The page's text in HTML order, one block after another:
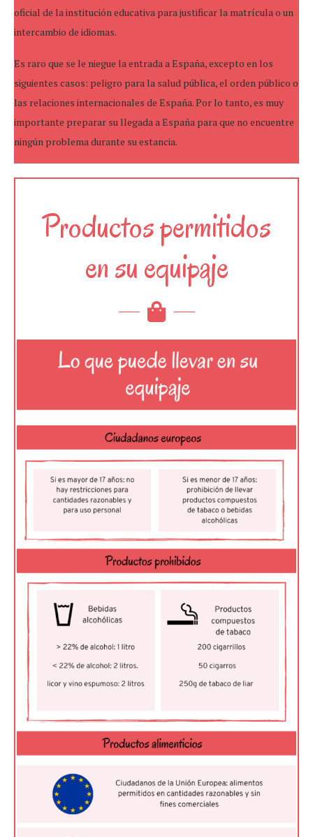
oficial de la institución educativa para justificar la matrícula o un
intercambio de idiomas.
Es raro que se le niegue la entrada a España, excepto en los
siguientes casos: peligro para la salud pública, el orden público o
las relaciones internacionales de España. Por lo tanto, es muy
importante preparar su llegada a España para que no encuentre
ningún problema durante su estancia.
Productos permitidos
en su equipaje